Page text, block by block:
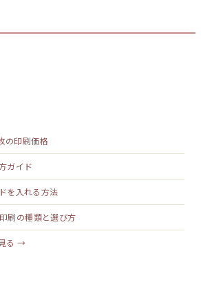
の印刷価格
ガイド
を入れる方法
刷の種類と選び方
る →